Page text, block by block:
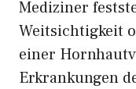
Mediziner
Weitsichtigkeit
einer
Erkrankungen